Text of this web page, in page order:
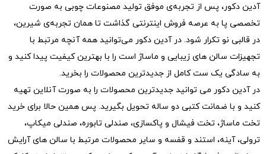
آدین دکور، پس از تجربه‌ی موفق تولید مصنوعات چوبی به صورت
تخصصی پا به عرصه فروش اینترنتی گذاشت تا همان تجربه‌ی شیرین،
در قالبی نو تکرار شود. در آدین دکور می‌توانید همه آنچه مرتبط با
تجهیزات سالن های زیبایی و ماساژ است را با بهترین کیفیت پیدا کنید و
به سادگی یک ست کامل از جدیدترین‌ محصولات را بخرید.
در آدین دکور می توانید جدیدترین محصولات را به صورت آنلاین تهیه
کنید و با ضمانت کتبی دو ساله تحویل بگیرید. پس همین حالا برای خرید
تخت ماساژ، تخت فیشال و پاکسازی، صندلی تابوره، صندلی میکاپ،
ترولی، آینه، استند و قفسه و سایر محصولات مرتبط با سالن های آرایش